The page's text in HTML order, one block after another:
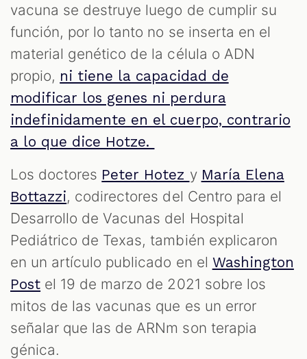
vacuna se destruye luego de cumplir su
función, por lo tanto no se inserta en el
material genético de la célula o ADN
propio, ni tiene la capacidad de
modificar los genes ni perdura
indefinidamente en el cuerpo, contrario
a lo que dice Hotze.
Los doctores Peter Hotez y María Elena
Bottazzi, codirectores del Centro para el
Desarrollo de Vacunas del Hospital
Pediátrico de Texas, también explicaron
en un artículo publicado en el Washington
Post el 19 de marzo de 2021 sobre los
mitos de las vacunas que es un error
señalar que las de ARNm son terapia
génica.